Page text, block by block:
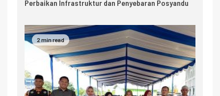
Perbaikan Infrastruktur dan Penyebaran Posyandu
2 min read